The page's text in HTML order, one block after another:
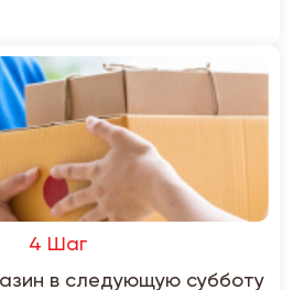
4 Шаг
в следующую субботу